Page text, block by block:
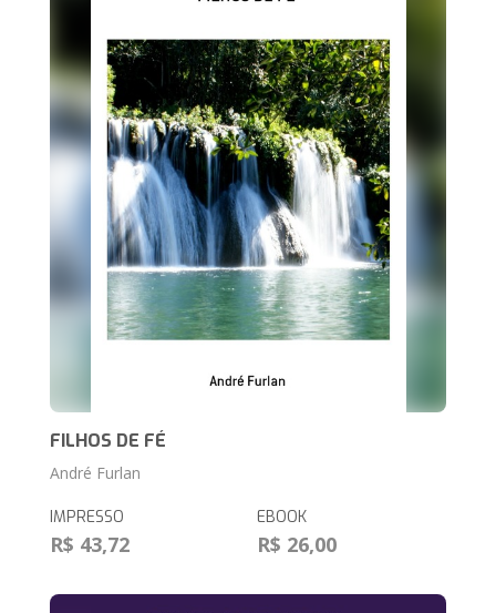
FILHOS DE FÉ
André Furlan
IMPRESSO
R$ 43,72
EBOOK
R$ 26,00